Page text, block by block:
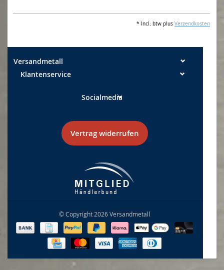
* Incl. btw plus Verzendkosten
Versandmetall
Klantenservice
Socialmedia
Vertrag widerrufen
© Copyright 2026 Versandmetall